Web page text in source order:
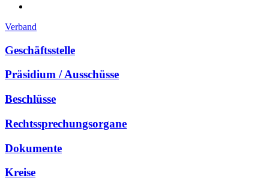
Verband
Geschäftsstelle
Präsidium / Ausschüsse
Beschlüsse
Rechtssprechungsorgane
Dokumente
Kreise